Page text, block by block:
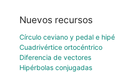
Nuevos recursos
Círculo ceviano y pedal e
Cuadrivértice ortocéntrico
Diferencia de vectores
Hipérbolas conjugadas